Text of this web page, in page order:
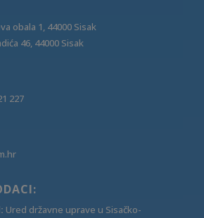
obala 1, 44000 Sisak
46, 44000 Sisak
227
Ured državne uprave u Sisačko-